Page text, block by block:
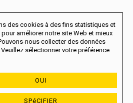
des cookies à des fins statistiques et
améliorer notre site Web et mieux
nous collecter des données
sélectionner votre préférence
OUI
SPéCIFIER